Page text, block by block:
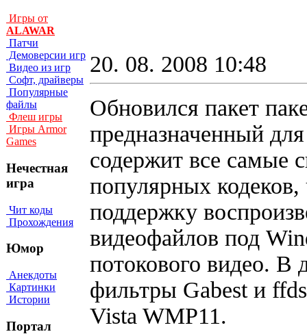
Игры от
ALAWAR
Патчи
Демоверсии игр
Видео из игр
Софт, драйверы
Популярные
файлы
Флеш игры
Игры Armor
Games
Нечестная
игра
Чит коды
Прохождения
Юмор
Анекдоты
Картинки
Истории
Портал
20. 08. 2008 10:48
Обновился пакет
предназначенный
содержит все самые
популярных кодеков,
поддержку
видеофайлов под
потокового видео. В
фильтры Gabest и
Vista WMP11.